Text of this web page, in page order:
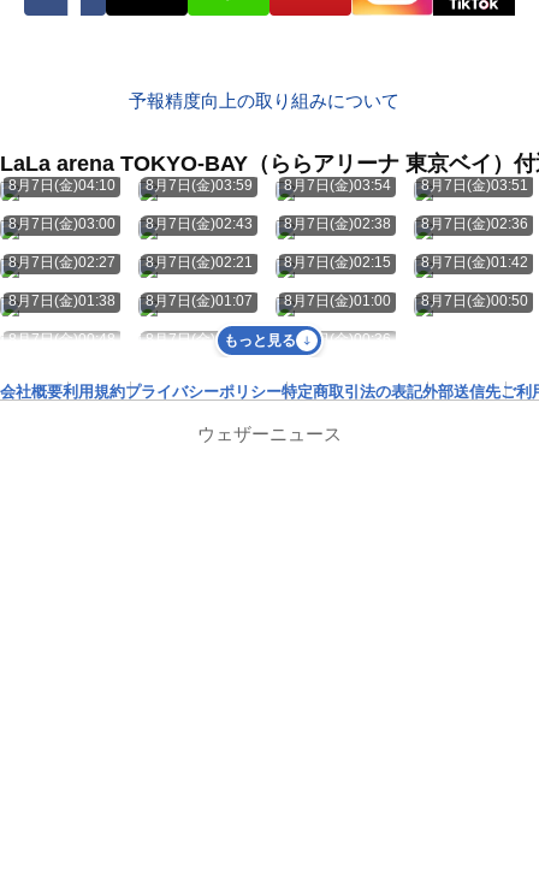
予報精度向上の取り組みについて
LaLa arena TOKYO-BAY（ららアリーナ 東京ベイ）
8月7日(金)04:10 8月7日(金)03:59 8月7日(金)03:54 8月7日(金)03:51
8月7日(金)03:00 8月7日(金)02:43 8月7日(金)02:38 8月7日(金)02:36
8月7日(金)02:27 8月7日(金)02:21 8月7日(金)02:15 8月7日(金)01:42
8月7日(金)01:38 8月7日(金)01:07 8月7日(金)01:00 8月7日(金)00:50
8月7日(金)00:48 8月7日(金)00:40 8月7日(金)00:36
もっと見る
会社概要利用規約プライバシーポリシー特定商取引法の表記外部送信先ご利
ウェザーニュース